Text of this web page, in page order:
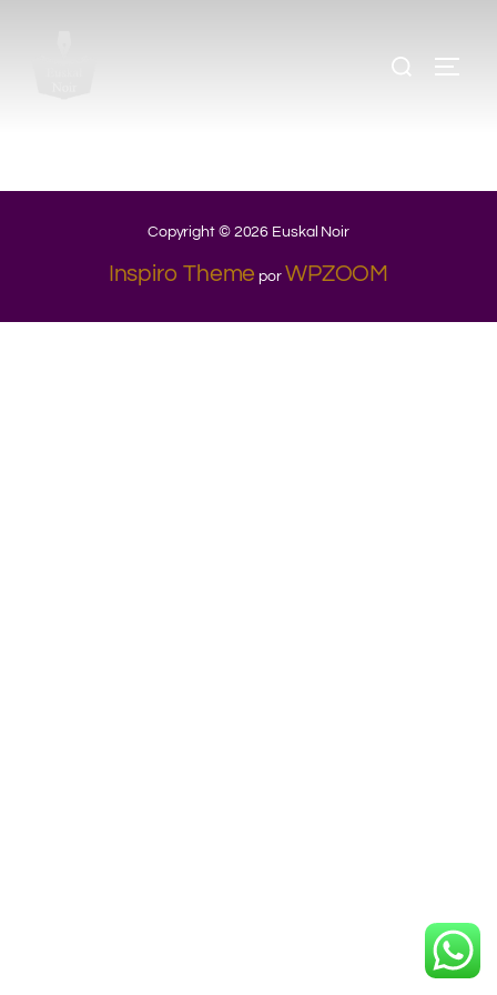
Copyright © 2026 Euskal Noir
Inspiro Theme por WPZOOM